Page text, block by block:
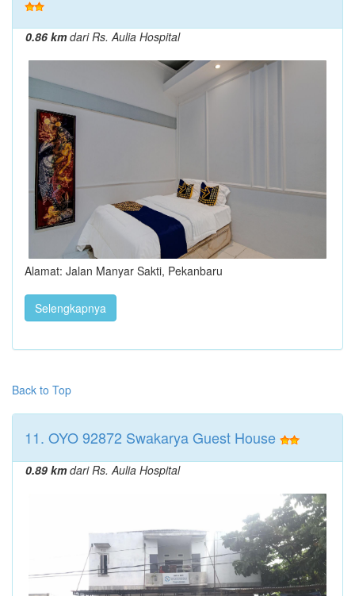
0.86 kmdari Rs. Aulia Hospital
Alamat: Jalan Manyar Sakti, Pekanbaru
Selengkapnya
Back to Top
11. OYO 92872 Swakarya Guest House
0.89 kmdari Rs. Aulia Hospital